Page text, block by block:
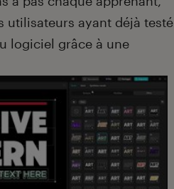
utilisateurs ayant déjà testé
logiciel grâce à une